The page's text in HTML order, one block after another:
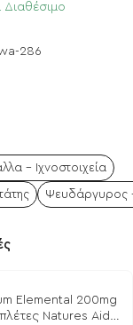
286
- Ιχνοστοιχεία
Ψευδάργυρος
Elemental 200mg
Natures Aid